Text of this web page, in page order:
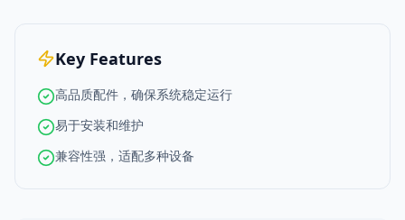
Key Features
高品质配件，确保系统稳定运行
易于安装和维护
兼容性强，适配多种设备